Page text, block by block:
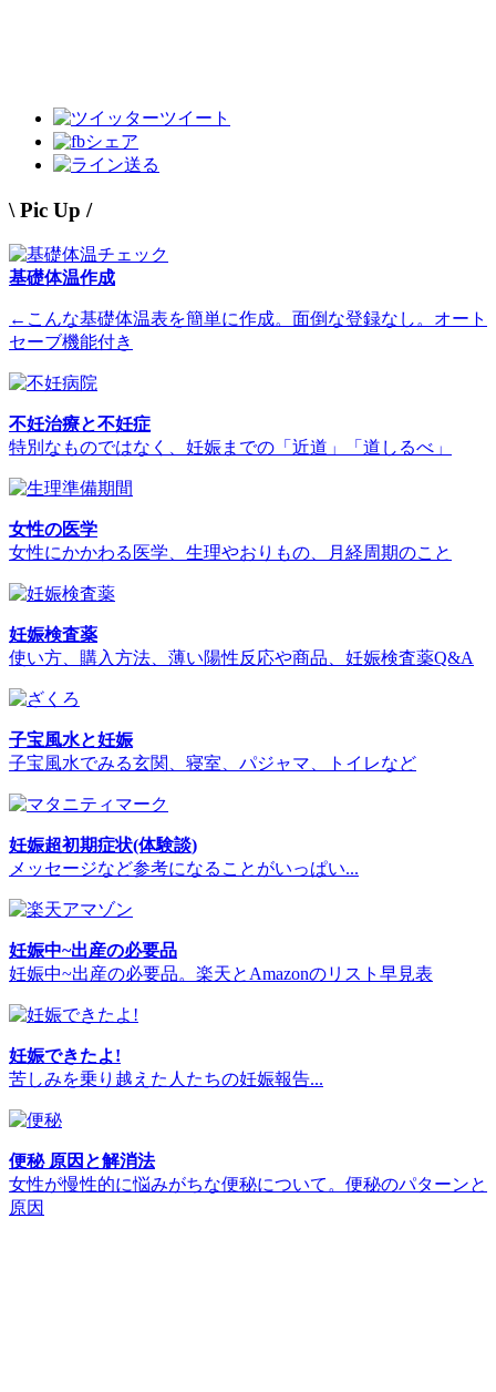
ツイート
シェア
送る
\ Pic Up /
基礎体温作成
←こんな基礎体温表を簡単に作成。面倒な登録なし。オート
セーブ機能付き
不妊治療と不妊症
特別なものではなく、妊娠までの「近道」「道しるべ」
女性の医学
女性にかかわる医学、生理やおりもの、月経周期のこと
妊娠検査薬
使い方、購入方法、薄い陽性反応や商品、妊娠検査薬Q&A
子宝風水と妊娠
子宝風水でみる玄関、寝室、パジャマ、トイレなど
妊娠超初期症状(体験談)
メッセージなど参考になることがいっぱい...
妊娠中~出産の必要品
妊娠中~出産の必要品。楽天とAmazonのリスト早見表
妊娠できたよ!
苦しみを乗り越えた人たちの妊娠報告...
便秘 原因と解消法
女性が慢性的に悩みがちな便秘について。便秘のパターンと
原因